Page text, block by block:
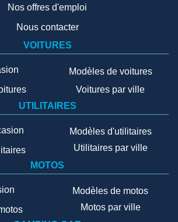
Nos offres d'emploi
Nous contacter
VOITURES
Modèles de voitures
Voitures par ville
UTILITAIRES
Modèles d'utilitaires
Utilitaires par ville
MOTOS
Modèles de motos
Motos par ville